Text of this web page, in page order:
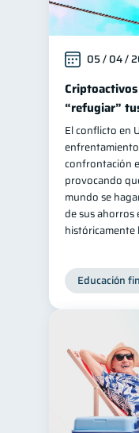
Fraudes 1
inversiones
Salud
Retiro 1
Gasto
05 / 04 /
“refugiar”
El conflicto en
confrontación
provocando
mundo se
de sus ahorros
históricamente
Educación